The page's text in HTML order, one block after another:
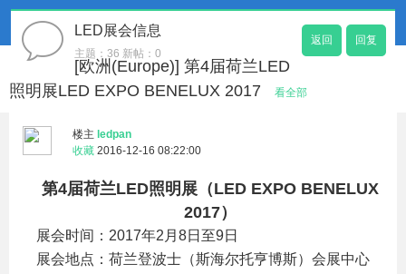
回复
返回
LED展会信息
主题：36 新帖：0
[欧洲(Europe)] 第4届荷兰LED
照明展LED EXPO BENELUX 2017
看全部
楼主 ledpan
收藏 2016-12-16 08:22:00
第4届荷兰LED照明展（LED EXPO BENELUX
2017）
展会时间：2017年2月8日至9日
展会地点：荷兰登波士（斯海尔托亨博斯）会展中心